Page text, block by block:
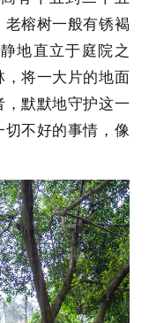
榕树一般有锈褐
地直立于庭院之
将一大片的地面
默默地守护这一
不好的事情，像